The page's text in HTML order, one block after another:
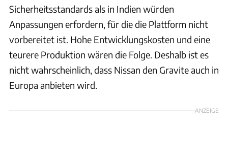
Sicherheitsstandards als in Indien würden
Anpassungen erfordern, für die die Plattform nicht
vorbereitet ist. Hohe Entwicklungskosten und eine
teurere Produktion wären die Folge. Deshalb ist es
nicht wahrscheinlich, dass Nissan den Gravite auch in
Europa anbieten wird.
ANZEIGE